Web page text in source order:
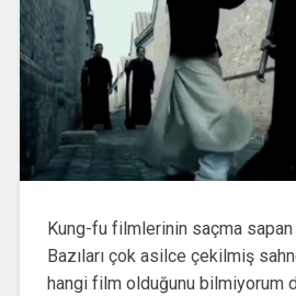
Kung-fu filmlerinin saçma sapan
Bazıları çok asilce çekilmiş
hangi film olduğunu bilmiyorum